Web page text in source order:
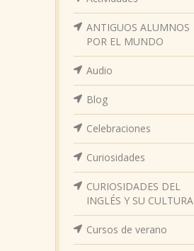
ANTIGUOS ALUMNOS
POR EL MUNDO
Audio
Blog
Celebraciones
Curiosidades
CURIOSIDADES DEL
INGLÉS Y SU CULTURA
Cursos de verano